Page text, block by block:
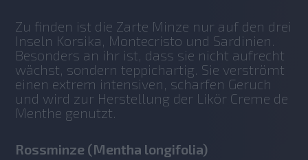
Zu finden ist die Zarte Minze nur auf den drei
Inseln Korsika, Montecristo und Sardinien.
Besonders an ihr ist, dass sie nicht aufrecht
wächst, sondern teppichartig. Sie verströmt
einen extrem intensiven, scharfen Geruch
und wird zur Herstellung der Likör Creme de
Menthe genutzt.
Rossminze (Mentha longifolia)